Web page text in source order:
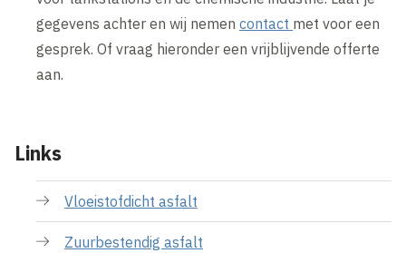
gegevens achter en wij nemencontact met voor een
gesprek. Of vraag hieronder een vrijblijvende offerte
aan.
Links
Vloeistofdicht asfalt
Zuurbestendig asfalt